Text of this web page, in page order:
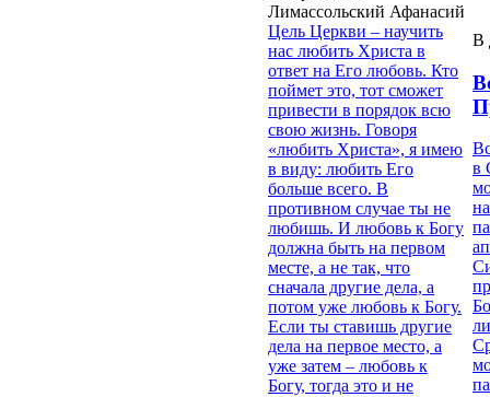
Лимассольский Афанасий
Цель Церкви – научить
нас любить Христа в
ответ на Его любовь. Кто
поймет это, тот сможет
привести в порядок всю
свою жизнь. Говоря
«любить Христа», я имею
в виду: любить Его
больше всего. В
противном случае ты не
любишь. И любовь к Богу
должна быть на первом
месте, а не так, что
сначала другие дела, а
потом уже любовь к Богу.
Если ты ставишь другие
дела на первое место, а
уже затем – любовь к
Богу, тогда это и не
В
в